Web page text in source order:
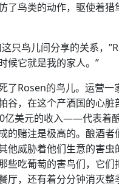
了鸟类的动作，驱使着猎
只鸟儿间分享的关系，
候它就是我的家人。”
了Rosen的鸟儿。运营一
谷，在这个产酒国的心脏
亿美元的收入——代表着
的赌注是极高的。酿酒者
他威胁着他们生意的害虫
些吃葡萄的害鸟们，它们
厅，还有着分分钟消灭整